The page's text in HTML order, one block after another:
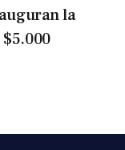
la